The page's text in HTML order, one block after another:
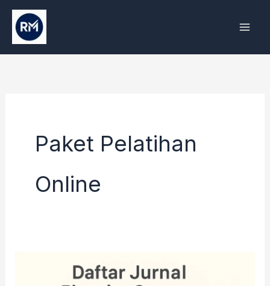
Skip
content
Paket Pelatihan
Online